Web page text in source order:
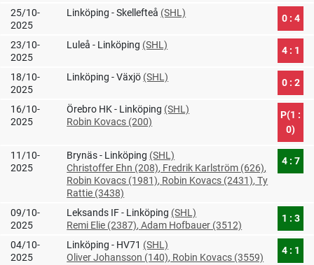
25/10-
2025
Linköping - Skellefteå (SHL) 0 : 4
23/10-
2025
Luleå - Linköping (SHL) 4 : 1
18/10-
2025
Linköping - Växjö (SHL) 0 : 2
16/10-
2025
Örebro HK - Linköping (SHL)
Robin Kovacs (200)
P(1 :
0)
11/10-
2025
Brynäs - Linköping (SHL)
Christoffer Ehn (208), Fredrik Karlström (626),
Robin Kovacs (1981), Robin Kovacs (2431), Ty
Rattie (3438)
4 : 7
09/10-
2025
Leksands IF - Linköping (SHL)
Remi Elie (2387), Adam Hofbauer (3512)
1 : 3
04/10-
2025
Linköping - HV71 (SHL)
Oliver Johansson (140), Robin Kovacs (3559)
4 : 1